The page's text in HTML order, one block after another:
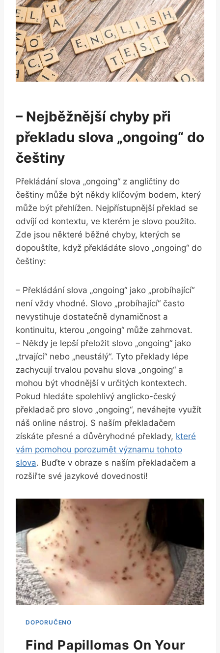
– Nejběžnější chyby při
překladu slova „ongoing“ do
češtiny
Překládání slova „ongoing“ z angličtiny do
češtiny může být někdy klíčovým bodem, který
může být přehlížen. Nejpřístupnější překlad se
odvíjí od kontextu, ve kterém je slovo použito.
Zde jsou některé běžné chyby, kterých se
dopouštíte, když překládáte slovo „ongoing“ do
češtiny:
– Překládání slova „ongoing“ jako „probíhající“
není vždy vhodné. Slovo „probíhající“ často
nevystihuje dostatečně dynamičnost a
kontinuitu, kterou „ongoing“ může zahrnovat.
– Někdy je lepší přeložit slovo „ongoing“ jako
„trvající“ nebo „neustálý“. Tyto překlady lépe
zachycují trvalou povahu slova „ongoing“ a
mohou být vhodnější v určitých kontextech.
Pokud hledáte spolehlivý anglicko-český
překladač pro slovo „ongoing“, neváhejte využít
náš online nástroj. S naším překladačem
získáte přesné a důvěryhodné překlady, které
vám pomohou porozumět významu tohoto
slova. Buďte v obraze s naším překladačem a
rozšiřte své jazykové dovednosti!
Find Papillomas On Your